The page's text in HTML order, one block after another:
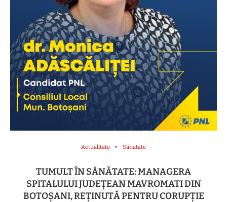
Actualitate Sănatate
TUMULT ÎN SĂNĂTATE: MANAGERA
SPITALULUI JUDEŢEAN MAVROMATI DIN
BOTOŞANI, REȚINUTĂ PENTRU CORUPŢIE